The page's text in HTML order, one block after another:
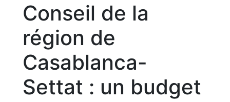
Conseil de la
région de
Casablanca-
Settat : un budget